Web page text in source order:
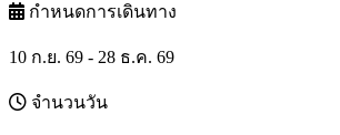
กำหนดการเดินทาง
10 ก.ย. 69 - 28 ธ.ค. 69
จำนวนวัน